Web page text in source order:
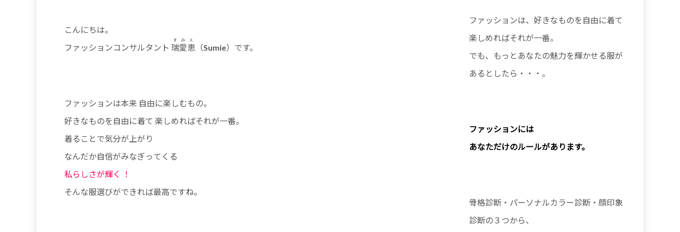
こんにちは。
ファッションコンサルタント 瑞愛恵
すみえ
（Sumie）です。
ファッションは本来 自由に楽しむもの。
好きなものを自由に着て 楽しめればそれが一番。
着ることで気分が上がり
なんだか自信がみなぎってくる
私らしさが輝く ！
そんな服選びができれば最高ですね。
ファッションは、好きなものを自由に着て
楽しめればそれが一番。
でも、もっとあなたの魅力を輝かせる服が
あるとしたら・・・。
ファッションには
あなただけのルールがあります。
骨格診断・パーソナルカラー診断・顔印象
診断の３つから、